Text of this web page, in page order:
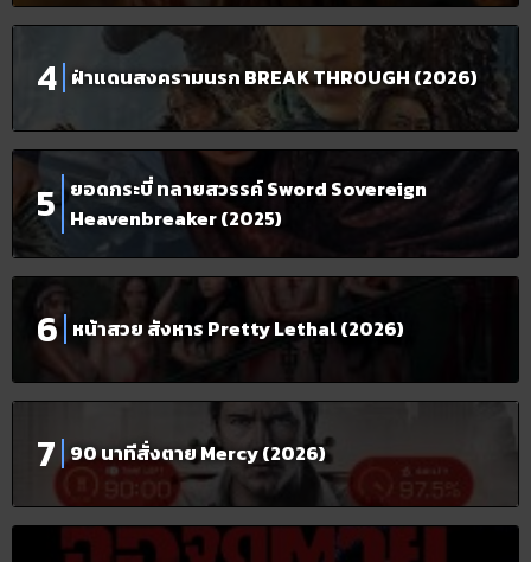
ฝ่าแดนสงครามนรก BREAK THROUGH (2026)
ยอดกระบี่ ทลายสวรรค์ Sword Sovereign
Heavenbreaker (2025)
หน้าสวย สังหาร Pretty Lethal (2026)
90 นาทีสั่งตาย Mercy (2026)